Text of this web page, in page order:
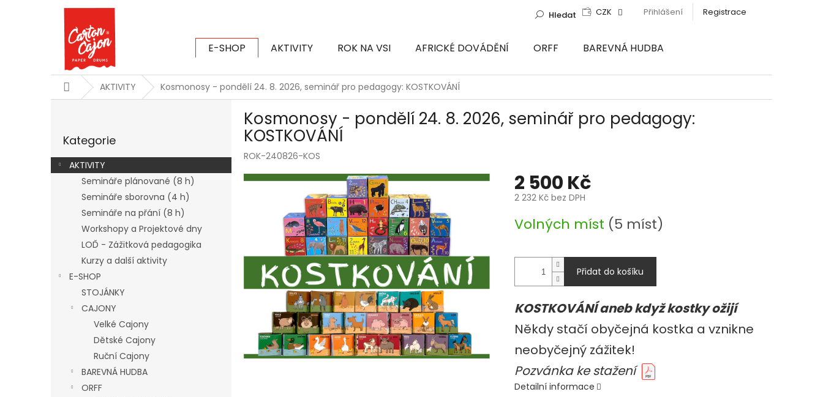
CZK Přihlášení Registrace
Hledat
E-SHOP AKTIVITY ROK NA VSI AFRICKÉ DOVÁDĚNÍ ORFF
BAREVNÁ HUDBA
DomůAKTIVITY Kosmonosy - pondělí 24. 8. 2026, seminář pro pedagogy: KOSTKOVÁNÍ
r
a
kategorie
Kategorie
AKTIVITY
Semináře plánované (8 h)
Semináře sborovna (4 h)
Semináře na přání (8 h)
Workshopy a Projektové dny
LOĎ - Zážitková pedagogika
Kurzy a další aktivity
E-SHOP
STOJÁNKY
CAJONY
Velké Cajony
Dětské Cajony
Ruční Cajony
BAREVNÁ HUDBA
ORFF
Kosmonosy - pondělí 24. 8. 2026, seminář pro pedagogy:
KOSTKOVÁNÍ
ROK-240826-KOS
2 500 Kč
2 232 Kč bez DPH
cena:
Volných míst (5 míst)
Přidat do košíku
KOSTKOVÁNÍ aneb když kostky ožijí
Někdy stačí obyčejná kostka a vznikne
neobyčejný zážitek!
Pozvánka ke stažení
Detailní informace